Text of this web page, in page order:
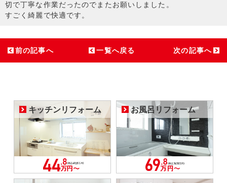
切で丁寧な作業だったのでまたお願いしました。
すごく綺麗で快適です。
前の記事へ 一覧へ戻る 次の記事へ
キッチンリフォーム お風呂リフォーム